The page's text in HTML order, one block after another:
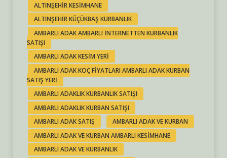
ALTINŞEHIR KESIMHANE
ALTINŞEHIR KÜÇÜKBAŞ KURBANLIK
AMBARLI ADAK AMBARLI INTERNETTEN KURBANLIK
SATIŞI
AMBARLI ADAK KESIM YERI
AMBARLI ADAK KOÇ FIYATLARI AMBARLI ADAK KURBAN
SATIŞ YERI
AMBARLI ADAKLIK KURBANLIK SATIŞI
AMBARLI ADAKLIK KURBAN SATIŞI
AMBARLI ADAK SATIŞ
AMBARLI ADAK VE KURBAN
AMBARLI ADAK VE KURBAN AMBARLI KESIMHANE
AMBARLI ADAK VE KURBANLIK